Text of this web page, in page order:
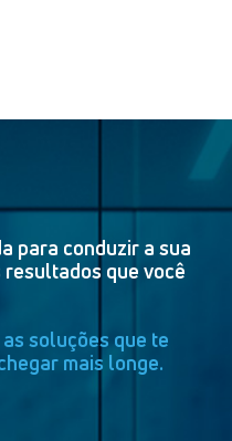
para conduzir a sua
que você
soluções que te
mais longe.